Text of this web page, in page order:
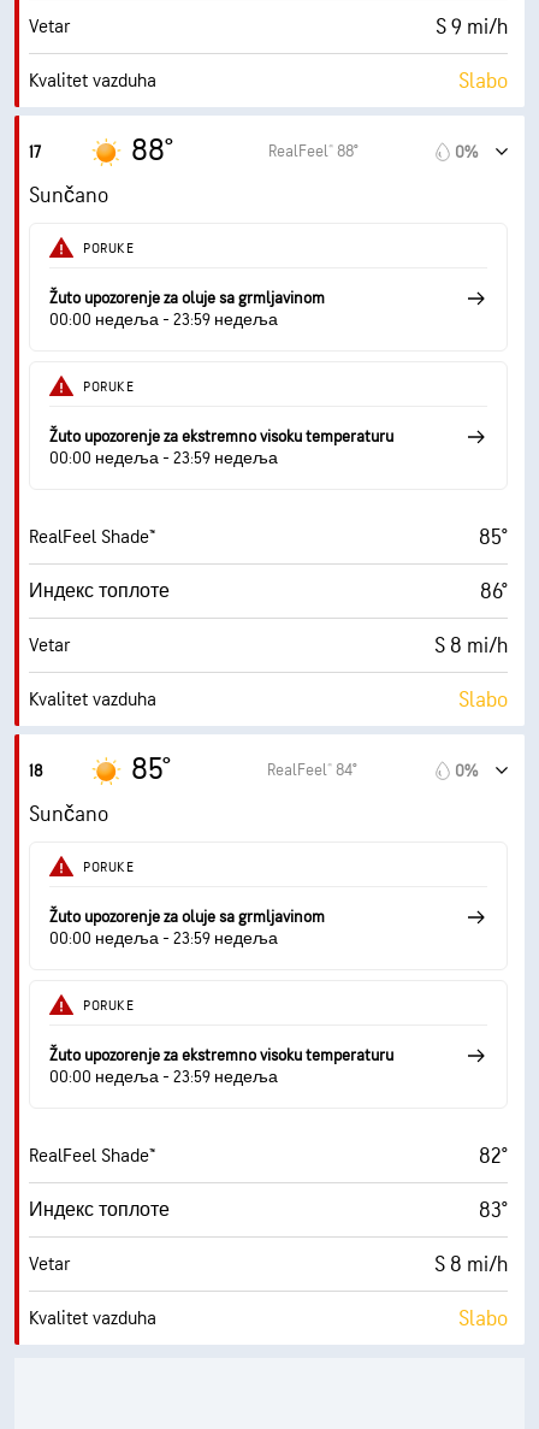
Vetar S 9 mi/h
Kvalitet vazduha Slabo
Maksimalni indeks UV zračenja
Udari vetra
Vlažnost
Tačka rose 56° F
Vidljivost
17 88° RealFeel® 88° 0%
Sunčano
PORUKE
Žuto upozorenje za oluje sa grmljavinom
00:00 недеља - 23:59 недеља
PORUKE
Žuto upozorenje za ekstremno visoku temperaturu
00:00 недеља - 23:59 недеља
RealFeel Shade™ 85°
Индекс топлоте 86°
Vetar S 8 mi/h
Kvalitet vazduha Slabo
Maksimalni indeks UV zračenja
Udari vetra
Vlažnost
Tačka rose 55° F
Vidljivost
18 85° RealFeel® 84° 0%
Sunčano
PORUKE
Žuto upozorenje za oluje sa grmljavinom
00:00 недеља - 23:59 недеља
PORUKE
Žuto upozorenje za ekstremno visoku temperaturu
00:00 недеља - 23:59 недеља
RealFeel Shade™ 82°
Индекс топлоте 83°
Vetar S 8 mi/h
Kvalitet vazduha Slabo